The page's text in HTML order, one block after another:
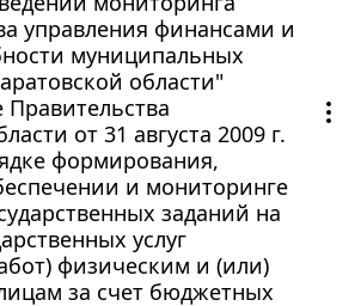
управления финансами и
муниципальных
области"
от 31 августа 2009 г.
формирования,
и мониторинге
заданий на
услуг
физическим и (или)
за счет бюджетных